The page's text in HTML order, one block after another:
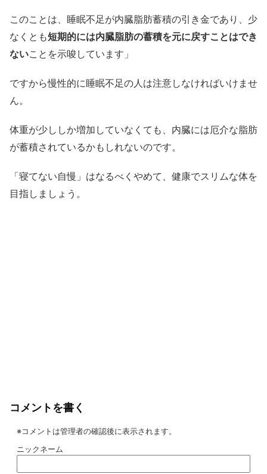
このことは、睡眠不足が内臓脂肪蓄積の引き金であり、少
なくとも短期的には内臓脂肪の蓄積を元に戻すことはでき
ないことを示唆しています」
ですから慢性的に睡眠不足の人は注意しなければいけませ
ん。
体重が少ししか増加していなくても、内臓には厄介な脂肪
が蓄積されているかもしれないのです。
「寝てない自慢」はなるべくやめて、健康でスリムな体を
目指しましょう。
コメントを書く
※コメントは管理者の確認後に表示されます。
ニックネーム